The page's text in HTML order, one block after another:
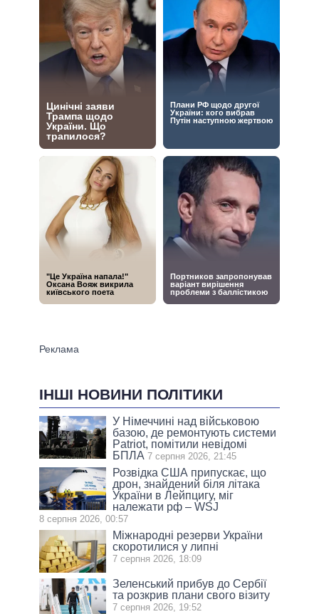
ІНШІ НОВИНИ ПОЛІТИКИ
У Німеччині над військовою
базою, де ремонтують системи
Patriot, помітили невідомі
БПЛА 7 серпня 2026, 21:45
Розвідка США припускає, що
дрон, знайдений біля літака
України в Лейпцигу, міг
належати рф – WSJ
8 серпня 2026, 00:57
Міжнародні резерви України
скоротилися у липні
7 серпня 2026, 18:09
Зеленський прибув до Сербії
та розкрив плани свого візиту
7 серпня 2026, 19:52